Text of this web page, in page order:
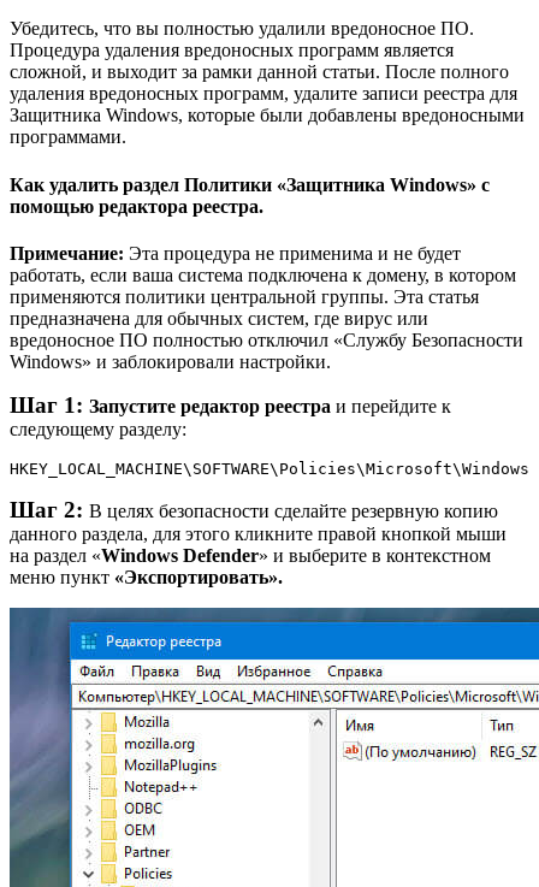
Убедитесь, что вы полностью удалили вредоносное ПО.
Процедура удаления вредоносных программ является
сложной, и выходит за рамки данной статьи. После полного
удаления вредоносных программ, удалите записи реестра для
Защитника Windows, которые были добавлены вредоносными
программами.
Как удалить раздел Политики «Защитника Windows» с
помощью редактора реестра.
Примечание: Эта процедура не применима и не будет
работать, если ваша система подключена к домену, в котором
применяются политики центральной группы. Эта статья
предназначена для обычных систем, где вирус или
вредоносное ПО полностью отключил «Службу Безопасности
Windows» и заблокировали настройки.
Шаг 1: Запустите редактор реестра и перейдите к
следующему разделу:
Шаг 2: В целях безопасности сделайте резервную копию
данного раздела, для этого кликните правой кнопкой мыши
на раздел «Windows Defender» и выберите в контекстном
меню пункт «Экспортировать».